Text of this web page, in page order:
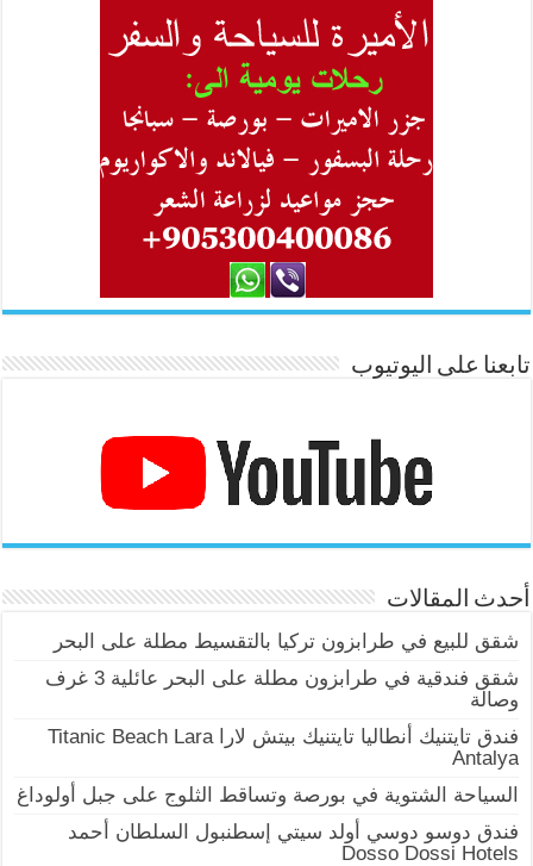
تابعنا على اليوتيوب
أحدث المقالات
شقق للبيع في طرابزون تركيا بالتقسيط مطلة على البحر
شقق فندقية في طرابزون مطلة على البحر عائلية 3 غرف
وصالة
فندق تايتنيك أنطاليا تايتنيك بيتش لارا Titanic Beach Lara
Antalya
السياحة الشتوية في بورصة وتساقط الثلوج على جبل أولوداغ
فندق دوسو دوسي أولد سيتي إسطنبول السلطان أحمد
Dosso Dossi Hotels